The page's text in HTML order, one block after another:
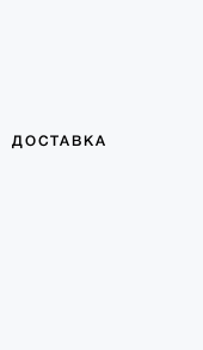
ДОСТАВКА